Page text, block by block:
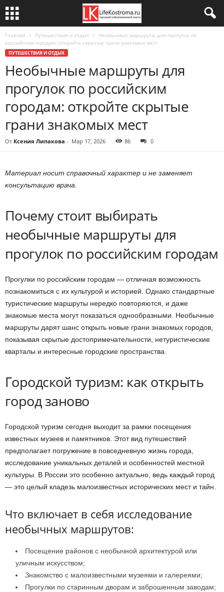
Главная Путешествия и отдых
Необычные маршруты для прогулок по
российским городам: откройте скрытые грани знакомых мест
ПУТЕШЕСТВИЯ И ОТДЫХ
Необычные маршруты для
прогулок по российским
городам: откройте скрытые
грани знакомых мест
От Ксения Липакова - Мар 17, 2026 86 0
Материал носит справочный характер и не заменяет
консультацию врача.
Почему стоит выбирать
необычные маршруты для
прогулок по российским городам
Прогулки по российским городам — отличная возможность
познакомиться с их культурой и историей. Однако стандартные
туристические маршруты нередко повторяются, и даже
знакомые места могут показаться однообразными. Необычные
маршруты дарят шанс открыть новые грани знакомых городов,
показывая скрытые достопримечательности, нетуристические
кварталы и интересные городские пространства.
Городской туризм: как открыть
город заново
Городской туризм сегодня выходит за рамки посещения
известных музеев и памятников. Этот вид путешествий
предполагает погружение в повседневную жизнь города,
исследование уникальных деталей и особенностей местной
культуры. В России это особенно актуально, ведь каждый город
— это целый кладезь малоизвестных исторических мест и тайн.
Что включает в себя исследование
необычных маршрутов:
Посещение районов с необычной архитектурой или
уличным искусством;
Знакомство с малоизвестными музеями и галереями;
Прогулки по старинным дворам и заброшенным заводам;